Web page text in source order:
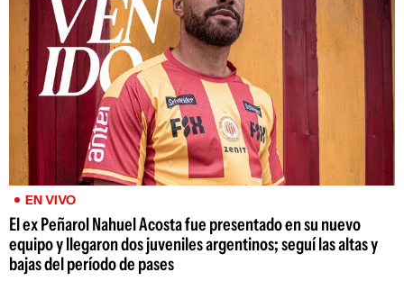
EN VIVO
El ex Peñarol Nahuel Acosta fue presentado en su nuevo
equipo y llegaron dos juveniles argentinos; seguí las altas y
bajas del período de pases